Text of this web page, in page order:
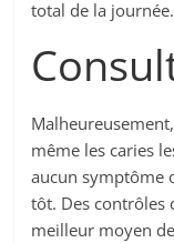
total de la journée.
même les caries
aucun symptôme
tôt. Des contrôles
meilleur moyen